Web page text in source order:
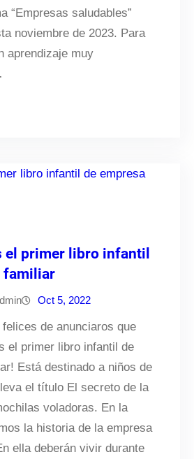
“Empresas saludables”
noviembre de 2023. Para
aprendizaje muy
el primer libro infantil
familiar
Oct 5, 2022
felices de anunciaros que
el primer libro infantil de
Está destinado a niños de
el título El secreto de la
voladoras. En la
la historia de la empresa
ella deberán vivir durante